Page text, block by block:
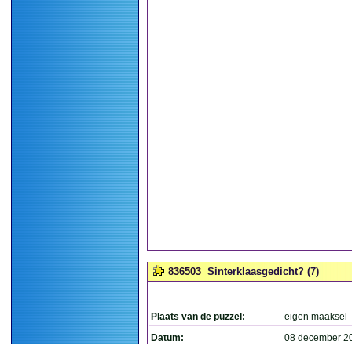
836503 Sinterklaasgedicht? (7)
Plaats van de puzzel:
eigen maaksel
Datum:
08 december